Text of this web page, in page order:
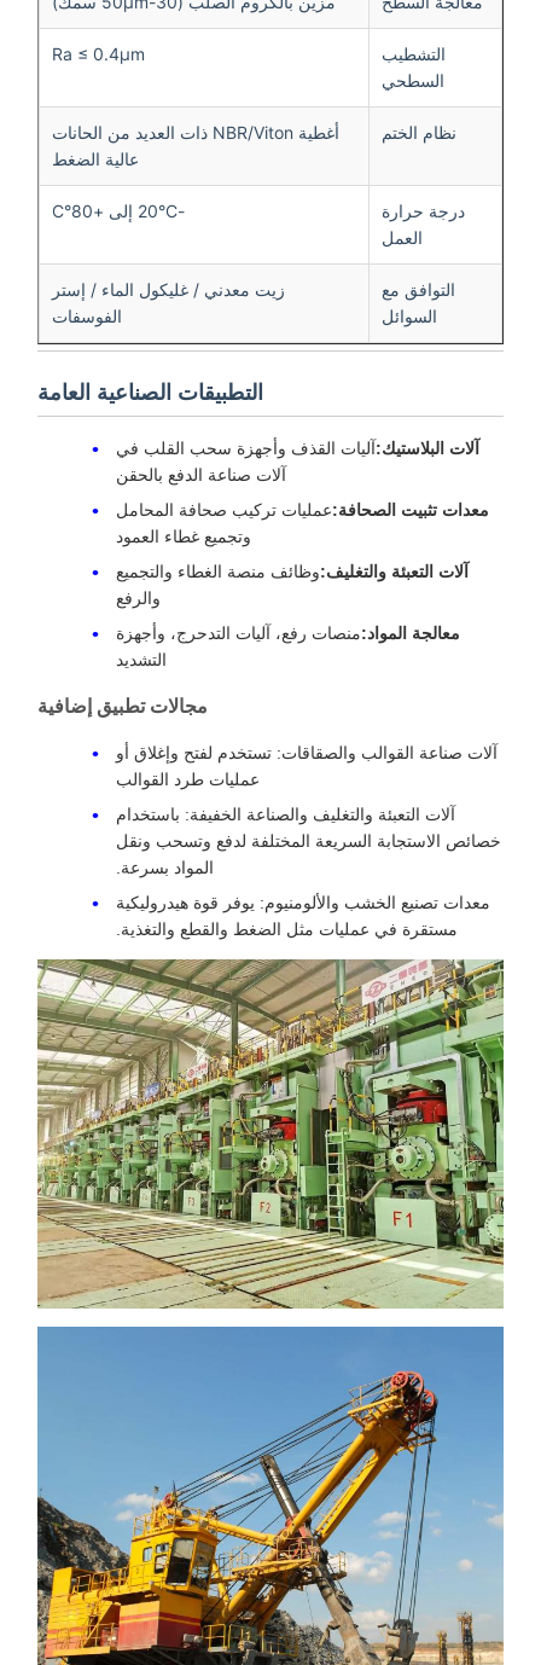
التشطيب
السطحي
Ra ≤ 0.4μm
نظام الختم
أغطية NBR/Viton ذات العديد من الحانات
عالية الضغط
درجة حرارة
العمل
التوافق مع
السوائل
زيت معدني / غليكول الماء / إستر
الفوسفات
التطبيقات الصناعية العامة
آلات البلاستيك:آليات القذف وأجهزة سحب القلب في
آلات صناعة الدفع بالحقن
معدات تثبيت الصحافة:عمليات تركيب صحافة المحامل
وتجميع غطاء العمود
آلات التعبئة والتغليف:وظائف منصة الغطاء والتجميع
والرفع
معالجة المواد:منصات رفع، آليات التدحرج، وأجهزة
التشديد
مجالات تطبيق إضافية
آلات صناعة القوالب والصقاقات: تستخدم لفتح وإغلاق أو
عمليات طرد القوالب
آلات التعبئة والتغليف والصناعة الخفيفة: باستخدام
خصائص الاستجابة السريعة المختلفة لدفع وتسحب ونقل
المواد بسرعة.
معدات تصنيع الخشب والألومنيوم: يوفر قوة هيدروليكية
مستقرة في عمليات مثل الضغط والقطع والتغذية.